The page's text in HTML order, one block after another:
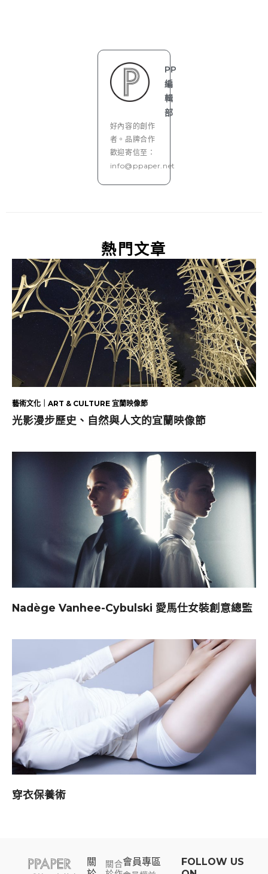
PP
編
輯
部
好內容的創作
者。品牌合作
歡迎寄信至：
info@ppaper.net
熱門文章
藝術文化｜ART & CULTURE 宜蘭映像節
光影漫步歷史、自然與人文的宜蘭映像節
Nadège Vanhee-Cybulski 愛馬仕女裝創意總監
穿衣保養術
關
關合會員專區​
FOLLOW US